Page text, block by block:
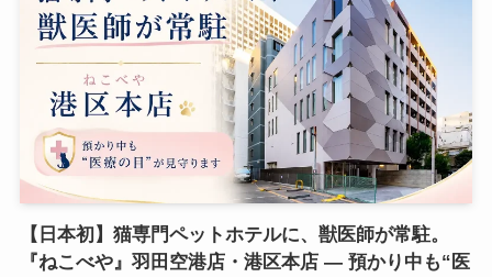
【日本初】猫専門ペットホテルに、獣医師が常駐。
『ねこべや』羽田空港店・港区本店 ― 預かり中も“医